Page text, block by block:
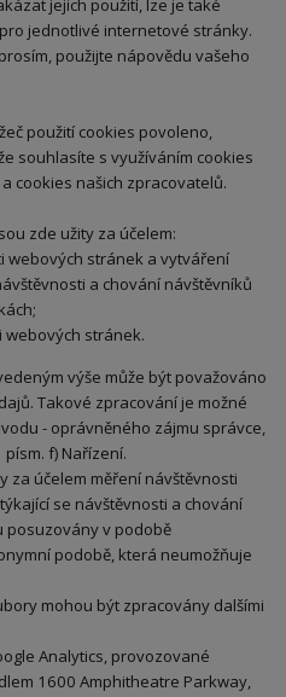
jednotlivé internetové stránky.
použijte nápovědu vašeho
použití cookies povoleno,
souhlasíte s využíváním cookies
cookies našich zpracovatelů.
zde užity za účelem:
webových stránek a vytváření
a chování návštěvníků
stránek.
výše může být považováno
Takové zpracování je možné
- oprávněného zájmu správce,
f) Nařízení.
za účelem měření návštěvnosti
se návštěvnosti a chování
posuzovány v podobě
podobě, která neumožňuje
mohou být zpracovány dalšími
Analytics, provozované
1600 Amphitheatre Parkway,